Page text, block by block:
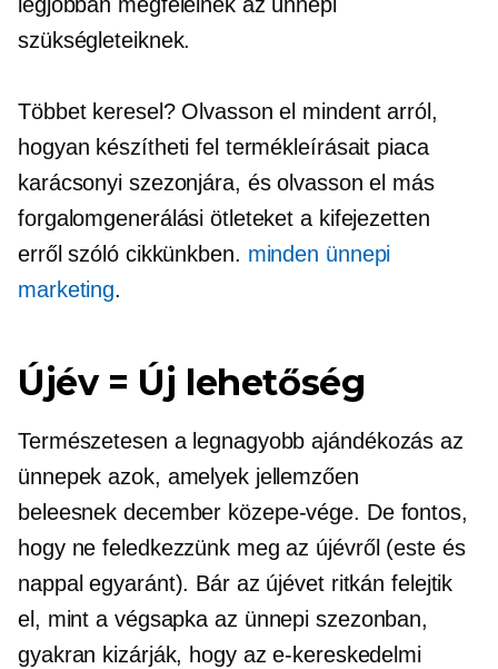
legjobban megfelelnek az ünnepi
szükségleteiknek.
Többet keresel? Olvasson el mindent arról,
hogyan készítheti fel termékleírásait piaca
karácsonyi szezonjára, és olvasson el más
forgalomgenerálási ötleteket a kifejezetten
erről szóló cikkünkben. minden ünnepi
marketing.
Újév = Új lehetőség
Természetesen a legnagyobbajándékozás az
ünnepek azok, amelyek jellemzően
beleesnekdecember közepe-vége. De fontos,
hogy ne feledkezzünk meg az újévről (este és
nappal egyaránt). Bár az újévet ritkán felejtik
el, mint a végsapkaaz ünnepi szezonban,
gyakran kizárják, hogy az e-kereskedelmi